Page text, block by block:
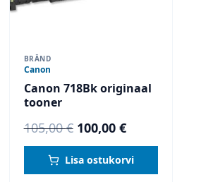
BRÄND
Canon
Canon 718Bk originaal
tooner
105,00€ Algne
hind
oli:
100,00 €Current
price
is:
Lisa ostukorvi